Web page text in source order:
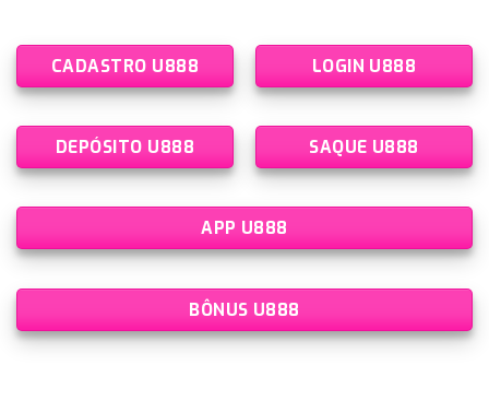
CADASTRO U888 LOGIN U888
DEPÓSITO U888 SAQUE U888
APP U888
BÔNUS U888